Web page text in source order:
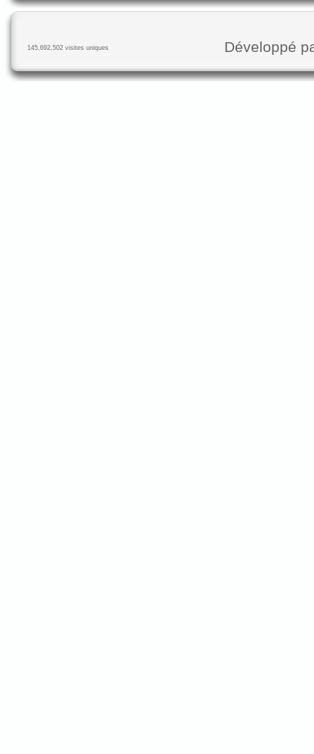
145,692,502 visites uniques Développé